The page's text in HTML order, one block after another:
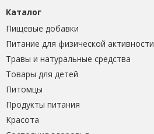
Каталог
Пищевые добавки
Питание для физической активности
Травы и натуральные средства
Товары для детей
Питомцы
Продукты питания
Красота